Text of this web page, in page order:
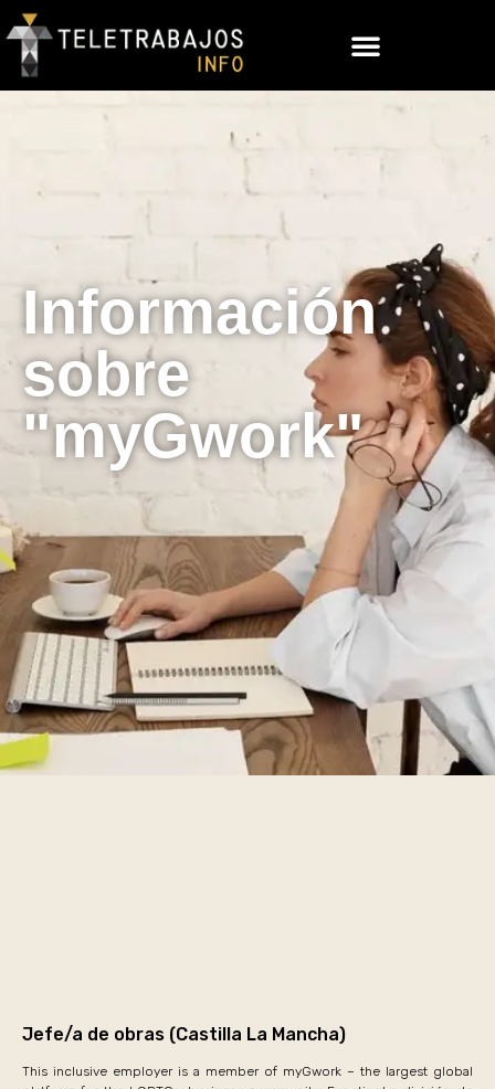
Información
sobre
"myGwork"
Jefe/a de obras (Castilla La Mancha)
This inclusive employer is a member of myGwork – the largest global